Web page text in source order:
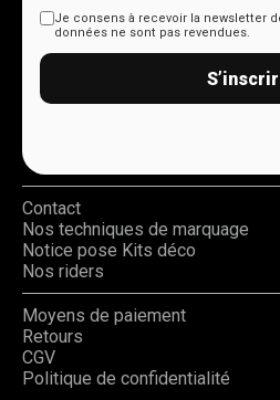
Je consens à recevoir la newsletter
données ne sont pas revendues.
Contact
Nos techniques de marquage
Notice pose Kits déco
Nos riders
Moyens de paiement
Retours
CGV
Politique de confidentialité